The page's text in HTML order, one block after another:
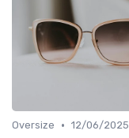
Oversize • 12/06/2025